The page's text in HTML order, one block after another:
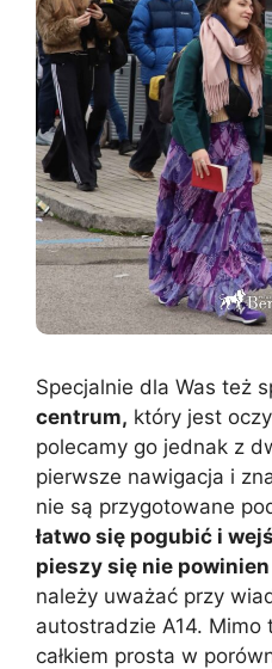
Specjalnie dla Was też
centrum, który jest
polecamy go jednak z
pierwsze nawigacja i
nie są przygotowane
łatwo się pogubić i
pieszy się nie
należy uważać przy
autostradzie A14.
całkiem prosta w